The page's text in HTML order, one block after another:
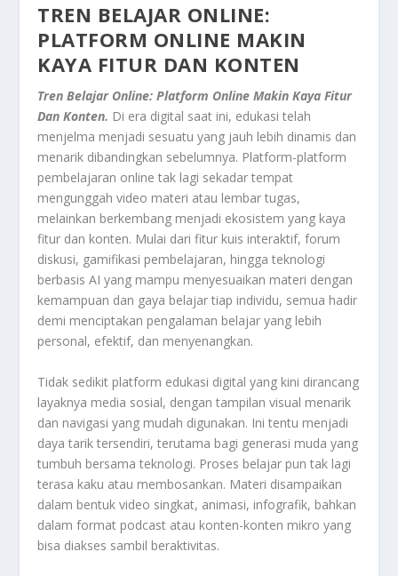
TREN BELAJAR ONLINE:
PLATFORM ONLINE MAKIN
KAYA FITUR DAN KONTEN
Tren Belajar Online: Platform Online Makin Kaya Fitur
Dan Konten. Di era digital saat ini, edukasi telah
menjelma menjadi sesuatu yang jauh lebih dinamis dan
menarik dibandingkan sebelumnya. Platform-platform
pembelajaran online tak lagi sekadar tempat
mengunggah video materi atau lembar tugas,
melainkan berkembang menjadi ekosistem yang kaya
fitur dan konten. Mulai dari fitur kuis interaktif, forum
diskusi, gamifikasi pembelajaran, hingga teknologi
berbasis AI yang mampu menyesuaikan materi dengan
kemampuan dan gaya belajar tiap individu, semua hadir
demi menciptakan pengalaman belajar yang lebih
personal, efektif, dan menyenangkan.
Tidak sedikit platform edukasi digital yang kini dirancang
layaknya media sosial, dengan tampilan visual menarik
dan navigasi yang mudah digunakan. Ini tentu menjadi
daya tarik tersendiri, terutama bagi generasi muda yang
tumbuh bersama teknologi. Proses belajar pun tak lagi
terasa kaku atau membosankan. Materi disampaikan
dalam bentuk video singkat, animasi, infografik, bahkan
dalam format podcast atau konten-konten mikro yang
bisa diakses sambil beraktivitas.